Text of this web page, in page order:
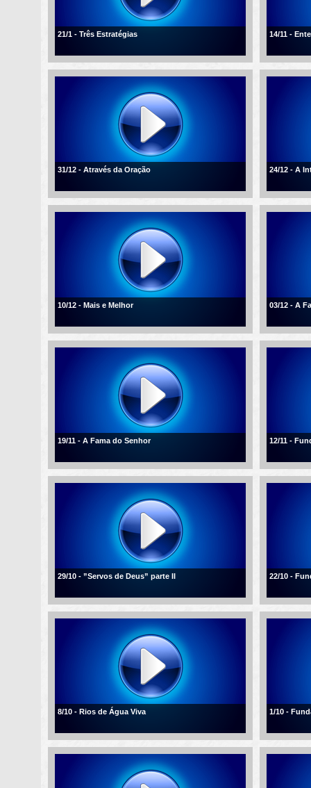
21/1 - Três Estratégias 14/11 -
31/12 - Através da Oração 24/12 - A
10/12 - Mais e Melhor 03/12 - A
19/11 - A Fama do Senhor 12/11 -
29/10 - ”Servos de Deus” parte II 22/10 -
8/10 - Rios de Água Viva 1/10 -